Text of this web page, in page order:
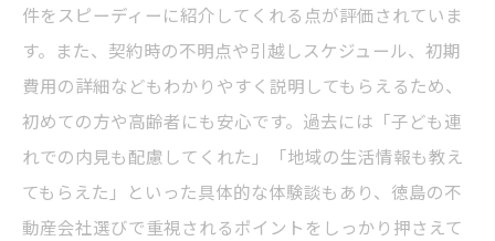
件をスピーディーに紹介してくれる点が評価されていま
す。また、契約時の不明点や引越しスケジュール、初期
費用の詳細などもわかりやすく説明してもらえるため、
初めての方や高齢者にも安心です。過去には「子ども連
れでの内見も配慮してくれた」「地域の生活情報も教え
てもらえた」といった具体的な体験談もあり、徳島の不
動産会社選びで重視されるポイントをしっかり押さえて